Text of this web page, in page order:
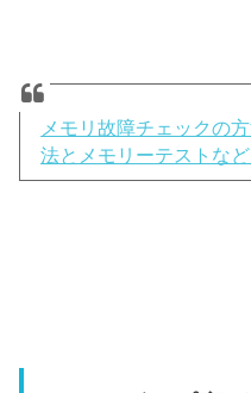
メモリ故障チェックの
法とメモリーテストな